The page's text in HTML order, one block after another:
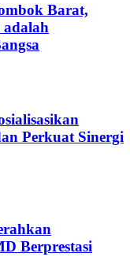
Barat,
adalah
Perkuat Sinergi
Berprestasi